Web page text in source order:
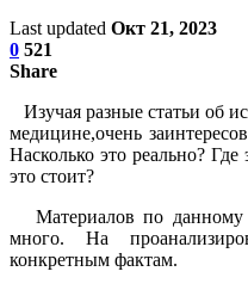
Last updated Окт 21, 2023
0 521
Share
Изучая разные статьи об
медицине,очень
Насколько это реально?
это стоит?
Материалов по данному
много. На
конкретным фактам.